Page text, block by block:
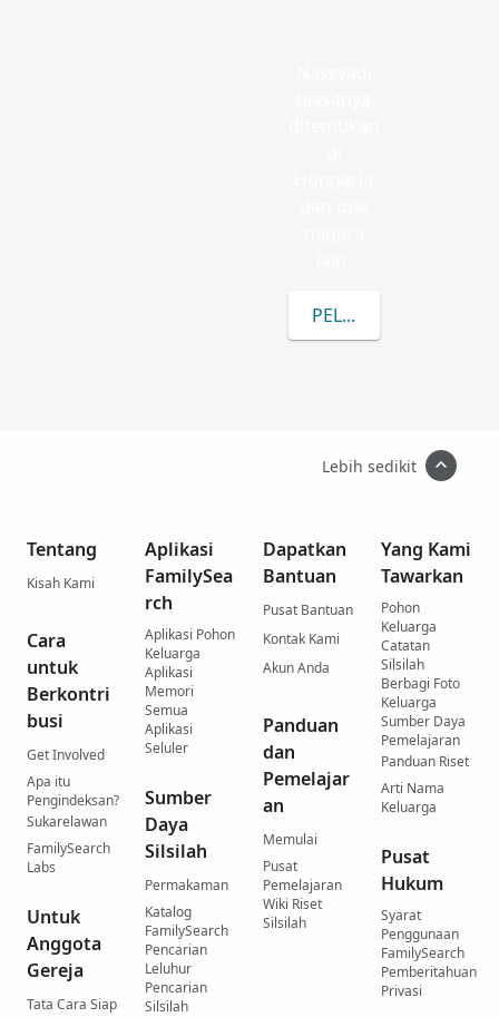
PELAJARI LEBIH
Lebih sedikit
Tentang
Kisah Kami
Cara
untuk
Berkontri
busi
Get Involved
Apa itu
Pengindeksan?
Sukarelawan
FamilySearch
Labs
Untuk
Anggota
Gereja
Tata Cara Siap
Aplikasi
FamilySea
rch
Aplikasi Pohon
Keluarga
Aplikasi
Memori
Semua
Aplikasi
Seluler
Sumber
Daya
Silsilah
Permakaman
Katalog
FamilySearch
Pencarian
Leluhur
Pencarian
Silsilah
Dapatkan
Bantuan
Pusat Bantuan
Kontak Kami
Akun Anda
Panduan
dan
Pemelajar
an
Memulai
Pusat
Pemelajaran
Wiki Riset
Silsilah
Yang Kami
Tawarkan
Pohon
Keluarga
Catatan
Silsilah
Berbagi Foto
Keluarga
Sumber Daya
Pemelajaran
Panduan Riset
Arti Nama
Keluarga
Pusat
Hukum
Syarat
Penggunaan
FamilySearch
Pemberitahuan
Privasi